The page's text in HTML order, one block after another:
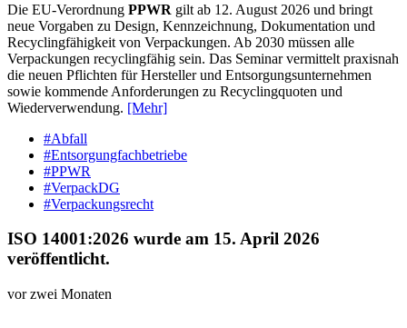
Die EU-Verordnung PPWR gilt ab 12. August 2026 und bringt
neue Vorgaben zu Design, Kennzeichnung, Dokumentation und
Recyclingfähigkeit von Verpackungen. Ab 2030 müssen alle
Verpackungen recyclingfähig sein. Das Seminar vermittelt praxisnah
die neuen Pflichten für Hersteller und Entsorgungsunternehmen
sowie kommende Anforderungen zu Recyclingquoten und
Wiederverwendung. [Mehr]
#Abfall
#Entsorgungfachbetriebe
#PPWR
#VerpackDG
#Verpackungsrecht
ISO 14001:2026 wurde am 15. April 2026
veröffentlicht.
vor zwei Monaten